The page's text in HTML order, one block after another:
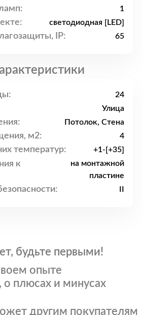
1
светодиодная [LED]
IP: 65
24
Улица
Потолок, Стена
м2: 4
температур: +1-[+35]
к
на монтажной
пластине
будьте первыми!
опыте
о плюсах и минусах
другим покупателям